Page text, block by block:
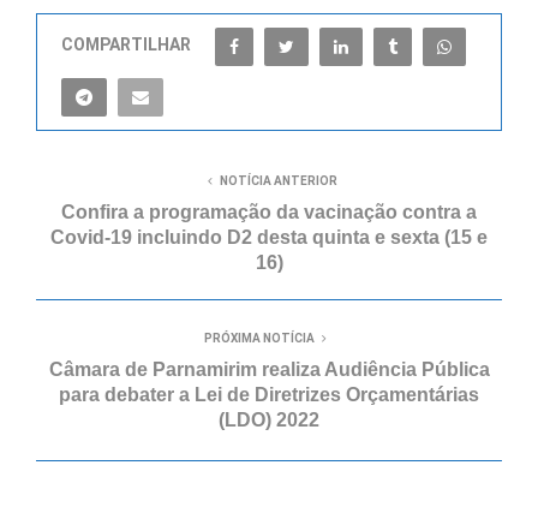
COMPARTILHAR
NOTÍCIA ANTERIOR
Confira a programação da vacinação contra a
Covid-19 incluindo D2 desta quinta e sexta (15 e
16)
PRÓXIMA NOTÍCIA
Câmara de Parnamirim realiza Audiência Pública
para debater a Lei de Diretrizes Orçamentárias
(LDO) 2022